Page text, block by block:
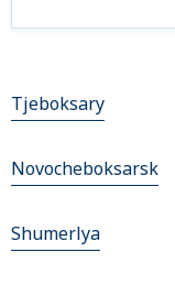
Tjeboksary
Novocheboksarsk
Shumerlya